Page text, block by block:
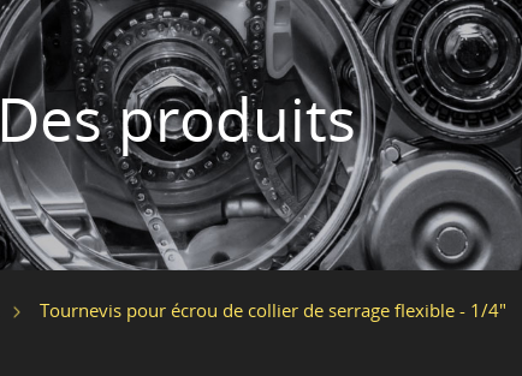
Des produits
Tournevis pour écrou de collier de serrage flexible - 1/4"